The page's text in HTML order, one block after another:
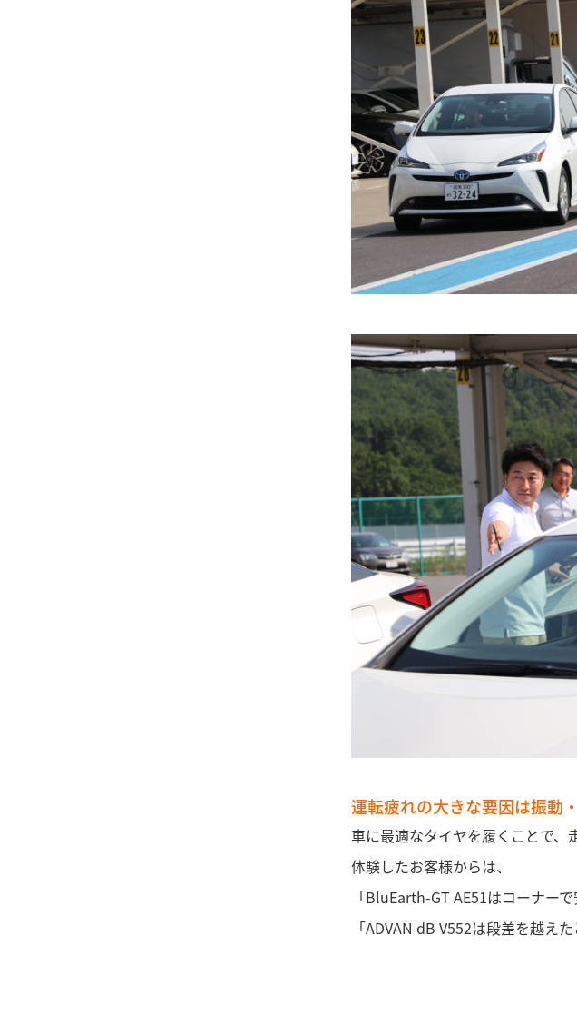
運転疲れの大きな要因は振動
車に最適なタイヤを履くことで、
体験したお客様からは、
「BluEarth-GT AE51はコーナー
「ADVAN dB V552は段差を越え